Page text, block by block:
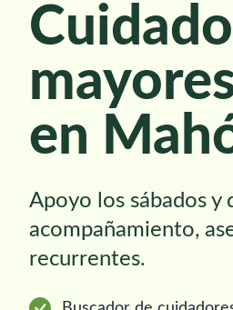
en
Apoyo los sábados y
acompañamiento,
recurrentes.